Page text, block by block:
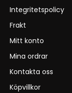
Integritetspolicy
Frakt
Mitt konto
Mina ordrar
Kontakta oss
Köpvillkor